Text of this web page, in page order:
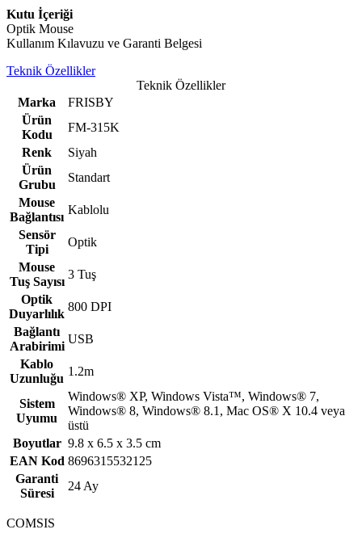
Kutu İçeriği
Optik Mouse
Kullanım Kılavuzu ve Garanti Belgesi
Teknik Özellikler
Teknik Özellikler
Marka
FRISBY
Ürün
Kodu
FM-315K
Renk
Siyah
Ürün
Grubu
Standart
Mouse
Bağlantısı
Kablolu
Sensör
Tipi
Optik
Mouse
Tuş Sayısı
3 Tuş
Optik
Duyarlılık
800 DPI
Bağlantı
Arabirimi
USB
Kablo
Uzunluğu
1.2m
Sistem
Uyumu
Windows® XP, Windows Vista™, Windows® 7,
Windows® 8, Windows® 8.1, Mac OS® X 10.4 veya
üstü
Boyutlar 9.8 x 6.5 x 3.5 cm
EAN Kod 8696315532125
Garanti
Süresi
24 Ay
COMSIS